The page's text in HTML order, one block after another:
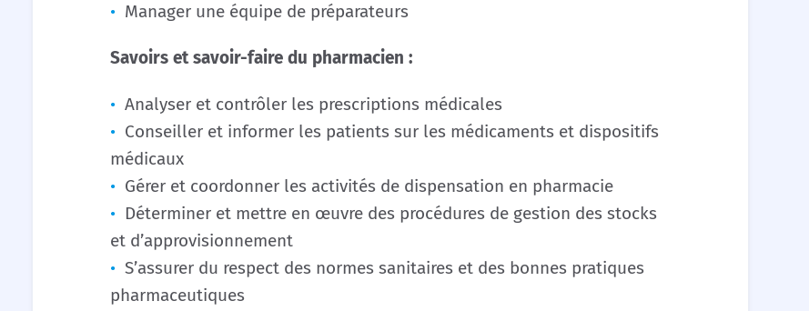
Manager une équipe de préparateurs
Savoirs et savoir-faire du pharmacien :
Analyser et contrôler les prescriptions médicales
Conseiller et informer les patients sur les médicaments et dispositifs
médicaux
Gérer et coordonner les activités de dispensation en pharmacie
Déterminer et mettre en œuvre des procédures de gestion des stocks
et d’approvisionnement
S’assurer du respect des normes sanitaires et des bonnes pratiques
pharmaceutiques